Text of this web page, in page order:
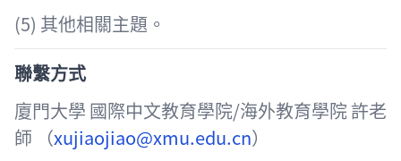
(5) 其他相關主題。
聯繫方式
廈門大學 國際中文教育學院/海外教育學院 許老
師 （xujiaojiao@xmu.edu.cn）